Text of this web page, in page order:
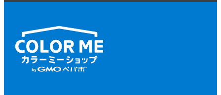
（当社が本イベントに関して業務を委託す
て、参加申込みの拒否、参加の取り消しを
いつでもできるものとします。
前項に基づく措置を行う場合、当社は、そ
の理由等を参加者に開示する義務を負わな